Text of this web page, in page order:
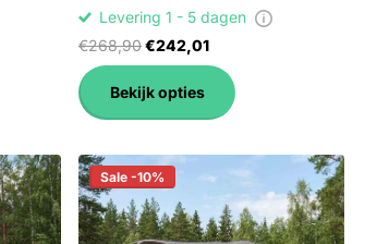
Levering 1 - 5 dagen
€268,90€242,01
Bekijk opties
Sale -10%